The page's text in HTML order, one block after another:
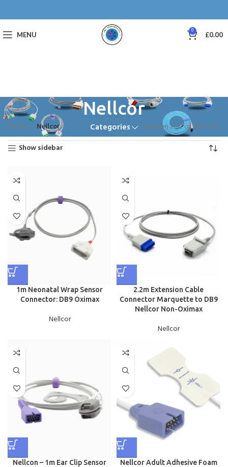
MENU 0 £0.00
Nellcor
Categories
Home Nellcor
Showing 1–12 of 18 results
Show sidebar
1m Neonatal Wrap Sensor
Connector: DB9 Oximax
Nellcor
2.2m Extension Cable
Connector Marquette to DB9
Nellcor Non-Oximax
Nellcor
Nellcon – 1m Ear Clip Sensor
Nellcor Adult Adhesive Foam